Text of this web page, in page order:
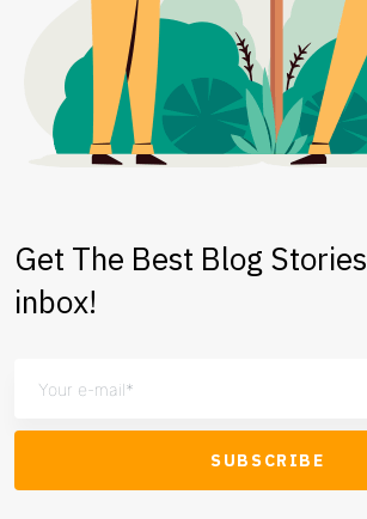
Get The Best Blog Stories
inbox!
SUBSCRIBE